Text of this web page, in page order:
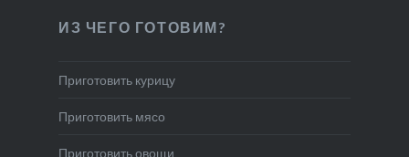
ИЗ ЧЕГО ГОТОВИМ?
Приготовить курицу
Приготовить мясо
Приготовить овощи